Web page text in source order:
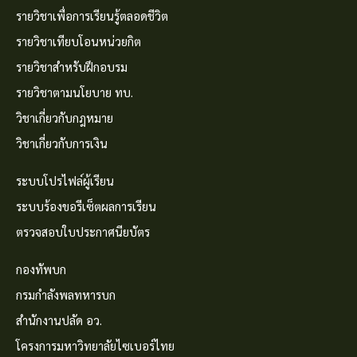
รายวิชาเพื่อการเรียนรู้ตลอดชีวิต
รายวิชาเทียบโอนหน่วยกิต
รายวิชาสำหรับฝึกอบรม
รายวิชาตามนโยบาย ทบ.
วิชาเกี่ยวกับกฎหมาย
วิชาเกี่ยวกับการเงิน
ระบบโปรไฟล์ผู้เรียน
ระบบร้องขอรีเซ็ตผลการเรียน
ตรวจสอบใบประกาศนียบัตร
กองทัพบก
กรมกำลังพลทหารบก
สำนักงานปลัด อว.
โครงการมหาวิทยาลัยไซเบอร์ไทย